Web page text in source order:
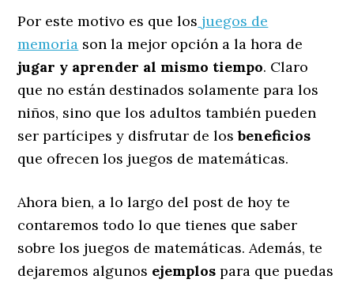
Por este motivo es que los juegos de
memoria son la mejor opción a la hora de
jugar y aprender al mismo tiempo. Claro
que no están destinados solamente para los
niños, sino que los adultos también pueden
ser partícipes y disfrutar de losbeneficios
que ofrecen los juegos de matemáticas.
Ahora bien, a lo largo del post de hoy te
contaremos todo lo que tienes que saber
sobre los juegos de matemáticas. Además, te
dejaremos algunos ejemplospara que puedas